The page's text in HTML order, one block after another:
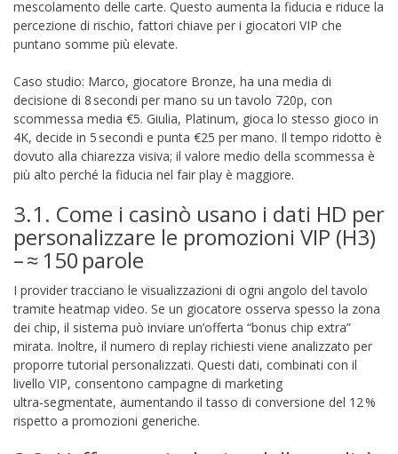
mescolamento delle carte. Questo aumenta la fiducia e riduce la
percezione di rischio, fattori chiave per i giocatori VIP che
puntano somme più elevate.
Caso studio: Marco, giocatore Bronze, ha una media di
decisione di 8 secondi per mano su un tavolo 720p, con
scommessa media €5. Giulia, Platinum, gioca lo stesso gioco in
4K, decide in 5 secondi e punta €25 per mano. Il tempo ridotto è
dovuto alla chiarezza visiva; il valore medio della scommessa è
più alto perché la fiducia nel fair play è maggiore.
3.1. Come i casinò usano i dati HD per
personalizzare le promozioni VIP (H3)
– ≈ 150 parole
I provider tracciano le visualizzazioni di ogni angolo del tavolo
tramite heatmap video. Se un giocatore osserva spesso la zona
dei chip, il sistema può inviare un’offerta “bonus chip extra”
mirata. Inoltre, il numero di replay richiesti viene analizzato per
proporre tutorial personalizzati. Questi dati, combinati con il
livello VIP, consentono campagne di marketing
ultra‑segmentate, aumentando il tasso di conversione del 12 %
rispetto a promozioni generiche.